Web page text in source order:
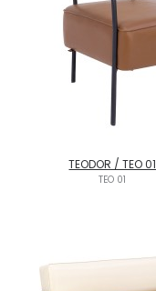
TEODOR / TEO 01
TEO 01